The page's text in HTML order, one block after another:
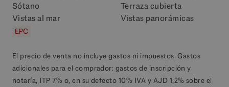
Sótano
Terraza cubierta
Vistas al mar
Vistas panorámicas
EPC
El precio de venta no incluye gastos ni impuestos. Gastos
adicionales para el comprador: gastos de inscripción y
notaría, ITP 7% o, en su defecto 10% IVA y AJD 1,2% sobre el